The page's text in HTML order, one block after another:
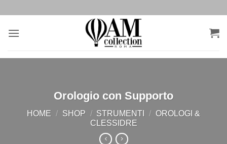
contenuti
Orologio con Supporto
HOME / SHOP / STRUMENTI / OROLOGI &
CLESSIDRE